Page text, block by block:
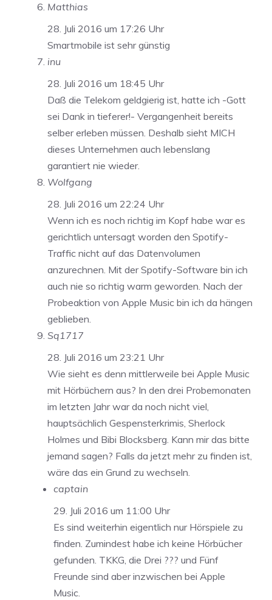
Matthias
28. Juli 2016 um 17:26 Uhr
Smartmobile ist sehr günstig
inu
28. Juli 2016 um 18:45 Uhr
Daß die Telekom geldgierig ist, hatte ich -Gott
sei Dank in tieferer!- Vergangenheit bereits
selber erleben müssen. Deshalb sieht MICH
dieses Unternehmen auch lebenslang
garantiert nie wieder.
Wolfgang
28. Juli 2016 um 22:24 Uhr
Wenn ich es noch richtig im Kopf habe war es
gerichtlich untersagt worden den Spotify-
Traffic nicht auf das Datenvolumen
anzurechnen. Mit der Spotify-Software bin ich
auch nie so richtig warm geworden. Nach der
Probeaktion von Apple Music bin ich da hängen
geblieben.
Sq1717
28. Juli 2016 um 23:21 Uhr
Wie sieht es denn mittlerweile bei Apple Music
mit Hörbüchern aus? In den drei Probemonaten
im letzten Jahr war da noch nicht viel,
hauptsächlich Gespensterkrimis, Sherlock
Holmes und Bibi Blocksberg. Kann mir das bitte
jemand sagen? Falls da jetzt mehr zu finden ist,
wäre das ein Grund zu wechseln.
captain
29. Juli 2016 um 11:00 Uhr
Es sind weiterhin eigentlich nur Hörspiele zu
finden. Zumindest habe ich keine Hörbücher
gefunden. TKKG, die Drei ??? und Fünf
Freunde sind aber inzwischen bei Apple
Music.